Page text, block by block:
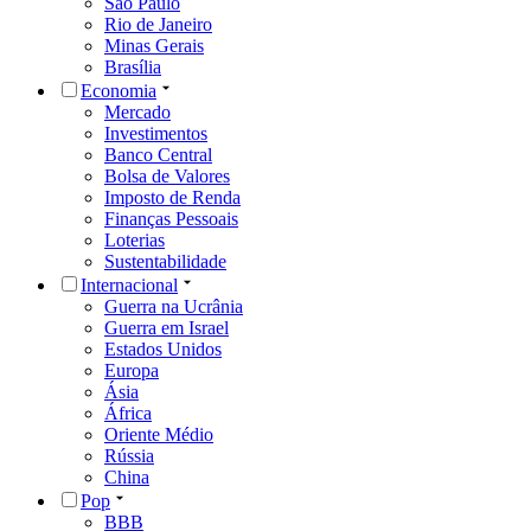
Rio de Janeiro
Minas Gerais
Brasília
Economia
Mercado
Investimentos
Banco Central
Bolsa de Valores
Imposto de Renda
Finanças Pessoais
Loterias
Sustentabilidade
Internacional
Guerra na Ucrânia
Guerra em Israel
Estados Unidos
Europa
Ásia
África
Oriente Médio
Rússia
China
Pop
BBB